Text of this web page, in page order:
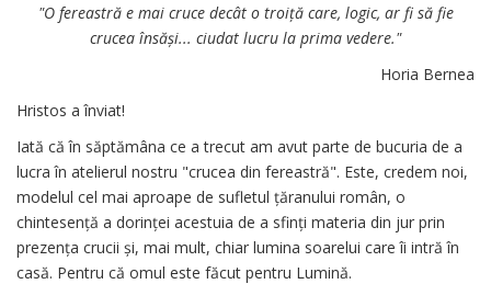
"O fereastră e mai cruce decât o troiță care, logic, ar fi să fie
crucea însăși... ciudat lucru la prima vedere."
Horia Bernea
Hristos a înviat!
Iată că în săptămâna ce a trecut am avut parte de bucuria de a
lucra în atelierul nostru "crucea din fereastră". Este, credem noi,
modelul cel mai aproape de sufletul țăranului român, o
chintesență a dorinței acestuia de a sfinți materia din jur prin
prezența crucii și, mai mult, chiar lumina soarelui care îi intră în
casă. Pentru că omul este făcut pentru Lumină.